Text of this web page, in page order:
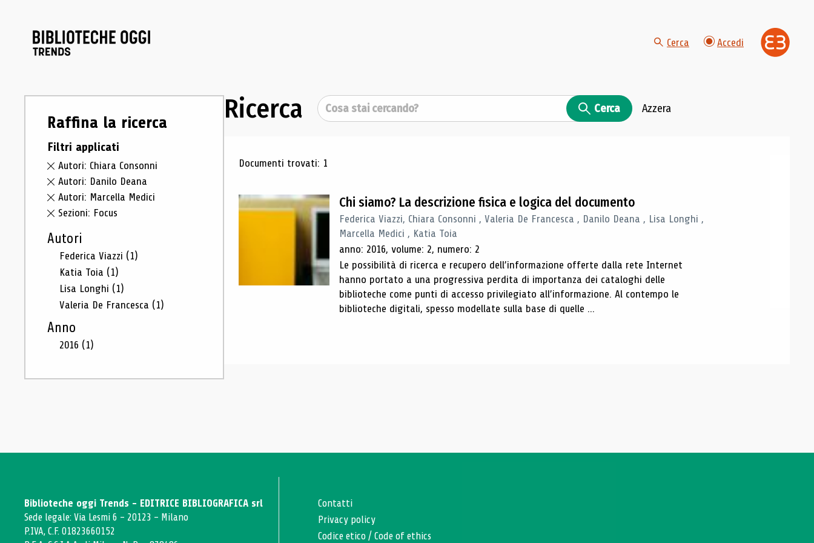
Cerca Accedi
Raffina la ricerca
Filtri applicati
Autori: Chiara Consonni
Autori: Danilo Deana
Autori: Marcella Medici
Sezioni: Focus
Autori
Federica Viazzi (1)
Katia Toia (1)
Lisa Longhi (1)
Valeria De Francesca (1)
Anno
2016 (1)
Ricerca Cerca Cerca Azzera
Risultati di ricerca
Documenti trovati: 1
Chi siamo? La descrizione fisica e logica del documento
Federica Viazzi, Chiara Consonni , Valeria De Francesca , Danilo Deana , Lisa Longhi ,
Marcella Medici , Katia Toia
anno: 2016, volume: 2, numero: 2
Le possibilità di ricerca e recupero dell’informazione offerte dalla rete Internet
hanno portato a una progressiva perdita di importanza dei cataloghi delle
biblioteche come punti di accesso privilegiato all’informazione. Al contempo le
biblioteche digitali, spesso modellate sulla base di quelle ...
Biblioteche oggi Trends - EDITRICE BIBLIOGRAFICA srl
Sede legale: Via Lesmi 6 - 20123 - Milano
P.IVA, C.F. 01823660152
Contatti
Privacy policy
Codice etico /Code of ethics